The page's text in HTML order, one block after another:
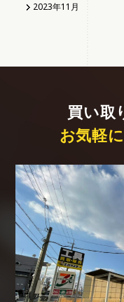
2023年11月
買い取
お気軽